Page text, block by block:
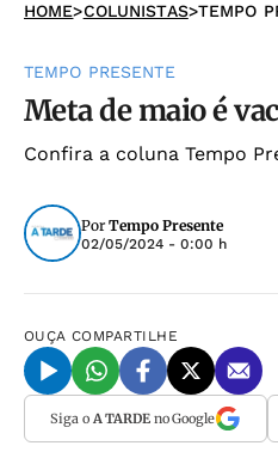
HOME>COLUNISTAS>TEMPO
TEMPO PRESENTE
Meta de maio é
Confira a coluna Tempo
Por Tempo Presente
02/05/2024 - 0:00 h
OUÇA COMPARTILHE
Siga o A TARDEno Google